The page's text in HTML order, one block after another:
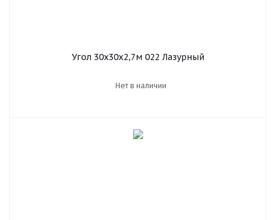
Угол 30х30х2,7м 022 Лазурный
Нет в наличии